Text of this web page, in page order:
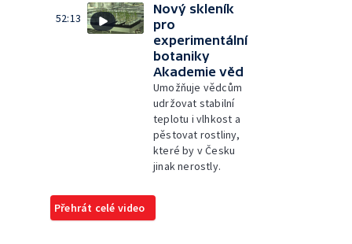
52:13
Nový skleník
pro
experimentální
botaniky
Akademie věd
Umožňuje vědcům
udržovat stabilní
teplotu i vlhkost a
pěstovat rostliny,
které by v Česku
jinak nerostly.
Přehrát celé video